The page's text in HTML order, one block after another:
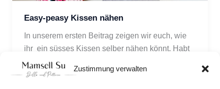
Zustimmung verwalten
Easy-peasy Kissen nähen
In unserem ersten Beitrag zeigen wir euch, wie
ihr  ein süsses Kissen selber nähen könnt. Habt
ihr dann noch Textilfarbe zur Hand, dann
bekommt euer Kissen ein ganz eigenes Design.